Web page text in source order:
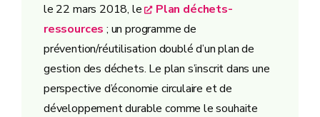
le 22 mars 2018, le
Plan déchets-
ressources ; un programme de
prévention/réutilisation doublé d’un plan de
gestion des déchets. Le plan s’inscrit dans une
perspective d’économie circulaire et de
développement durable comme le souhaite